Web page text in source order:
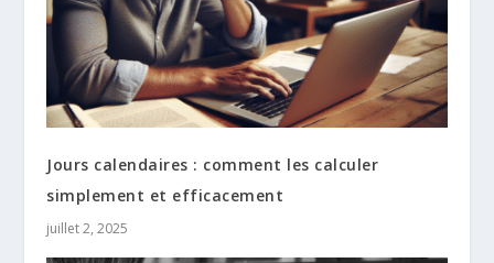
Jours calendaires : comment les calculer
simplement et efficacement
juillet 2, 2025